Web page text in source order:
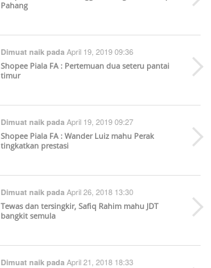
Pahang
Dimuat naik pada April 19, 2019 09:36
Shopee Piala FA : Pertemuan dua seteru pantai
timur
Dimuat naik pada April 19, 2019 09:27
Shopee Piala FA : Wander Luiz mahu Perak
tingkatkan prestasi
Dimuat naik pada April 26, 2018 13:30
Tewas dan tersingkir, Safiq Rahim mahu JDT
bangkit semula
Dimuat naik pada April 21, 2018 18:33